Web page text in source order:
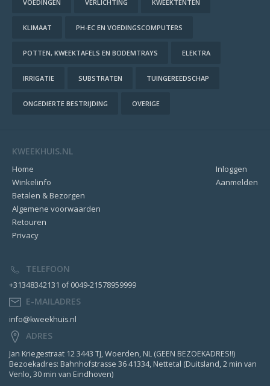
VOEDINGEN VERLICHTING KWEEKTENTEN
KLIMAAT PH-EC EN VOEDINGSCOMPUTERS
POTTEN, KWEEKTAFELS EN BODEMTRAYS ELEKTRA
IRRIGATIE SUBSTRATEN TUINGEREEDSCHAP
ONGEDIERTE BESTRIJDING OVERIGE
KWEEKHUIS.NL
Inloggen
Aanmelden
Home
Winkelinfo
Betalen & Bezorgen
Algemene voorwaarden
Retouren
Privacy
TELEFOON
+31348342131 of 0049-21578959999
E-MAILADRES
info@kweekhuis.nl
ADRES
Jan Kriegestraat 12 3443 TJ, Woerden, NL (GEEN BEZOEKADRES!!)
Bezoekadres: Bahnhofstrasse 36 41334, Nettetal (Duitsland, 2 min van
Venlo, 30 min van Eindhoven)